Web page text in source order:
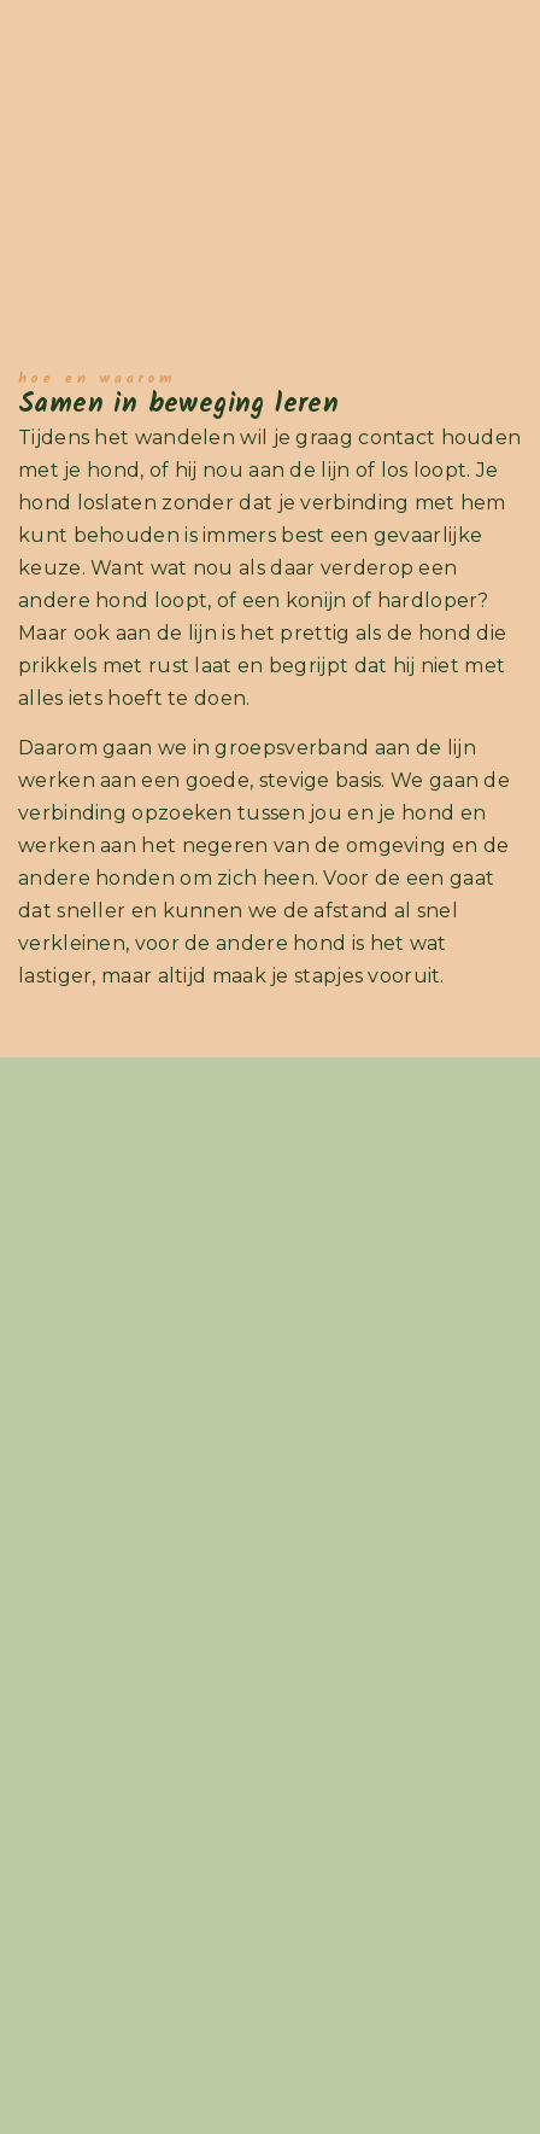
hoe en waarom
Samen in beweging leren
Tijdens het wandelen wil je graag contact houden
met je hond, of hij nou aan de lijn of los loopt. Je
hond loslaten zonder dat je verbinding met hem
kunt behouden is immers best een gevaarlijke
keuze. Want wat nou als daar verderop een
andere hond loopt, of een konijn of hardloper?
Maar ook aan de lijn is het prettig als de hond die
prikkels met rust laat en begrijpt dat hij niet met
alles iets hoeft te doen.
Daarom gaan we in groepsverband aan de lijn
werken aan een goede, stevige basis. We gaan de
verbinding opzoeken tussen jou en je hond en
werken aan het negeren van de omgeving en de
andere honden om zich heen. Voor de een gaat
dat sneller en kunnen we de afstand al snel
verkleinen, voor de andere hond is het wat
lastiger, maar altijd maak je stapjes vooruit.